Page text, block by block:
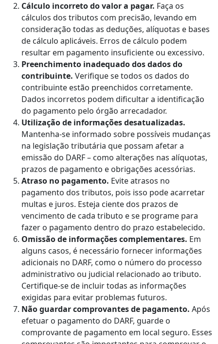
Cálculo incorreto do valor a pagar. Faça os
cálculos dos tributos com precisão, levando em
consideração todas as deduções, alíquotas e bases
de cálculo aplicáveis. Erros de cálculo podem
resultar em pagamento insuficiente ou excessivo.
Preenchimento inadequado dos dados do
contribuinte. Verifique se todos os dados do
contribuinte estão preenchidos corretamente.
Dados incorretos podem dificultar a identificação
do pagamento pelo órgão arrecadador.
Utilização de informações desatualizadas.
Mantenha-se informado sobre possíveis mudanças
na legislação tributária que possam afetar a
emissão do DARF – como alterações nas alíquotas,
prazos de pagamento e obrigações acessórias.
Atraso no pagamento. Evite atrasos no
pagamento dos tributos, pois isso pode acarretar
multas e juros. Esteja ciente dos prazos de
vencimento de cada tributo e se programe para
fazer o pagamento dentro do prazo estabelecido.
Omissão de informações complementares. Em
alguns casos, é necessário fornecer informações
adicionais no DARF, como o número do processo
administrativo ou judicial relacionado ao tributo.
Certifique-se de incluir todas as informações
exigidas para evitar problemas futuros.
Não guardar comprovantes de pagamento. Após
efetuar o pagamento do DARF, guarde o
comprovante de pagamento em local seguro. Esses